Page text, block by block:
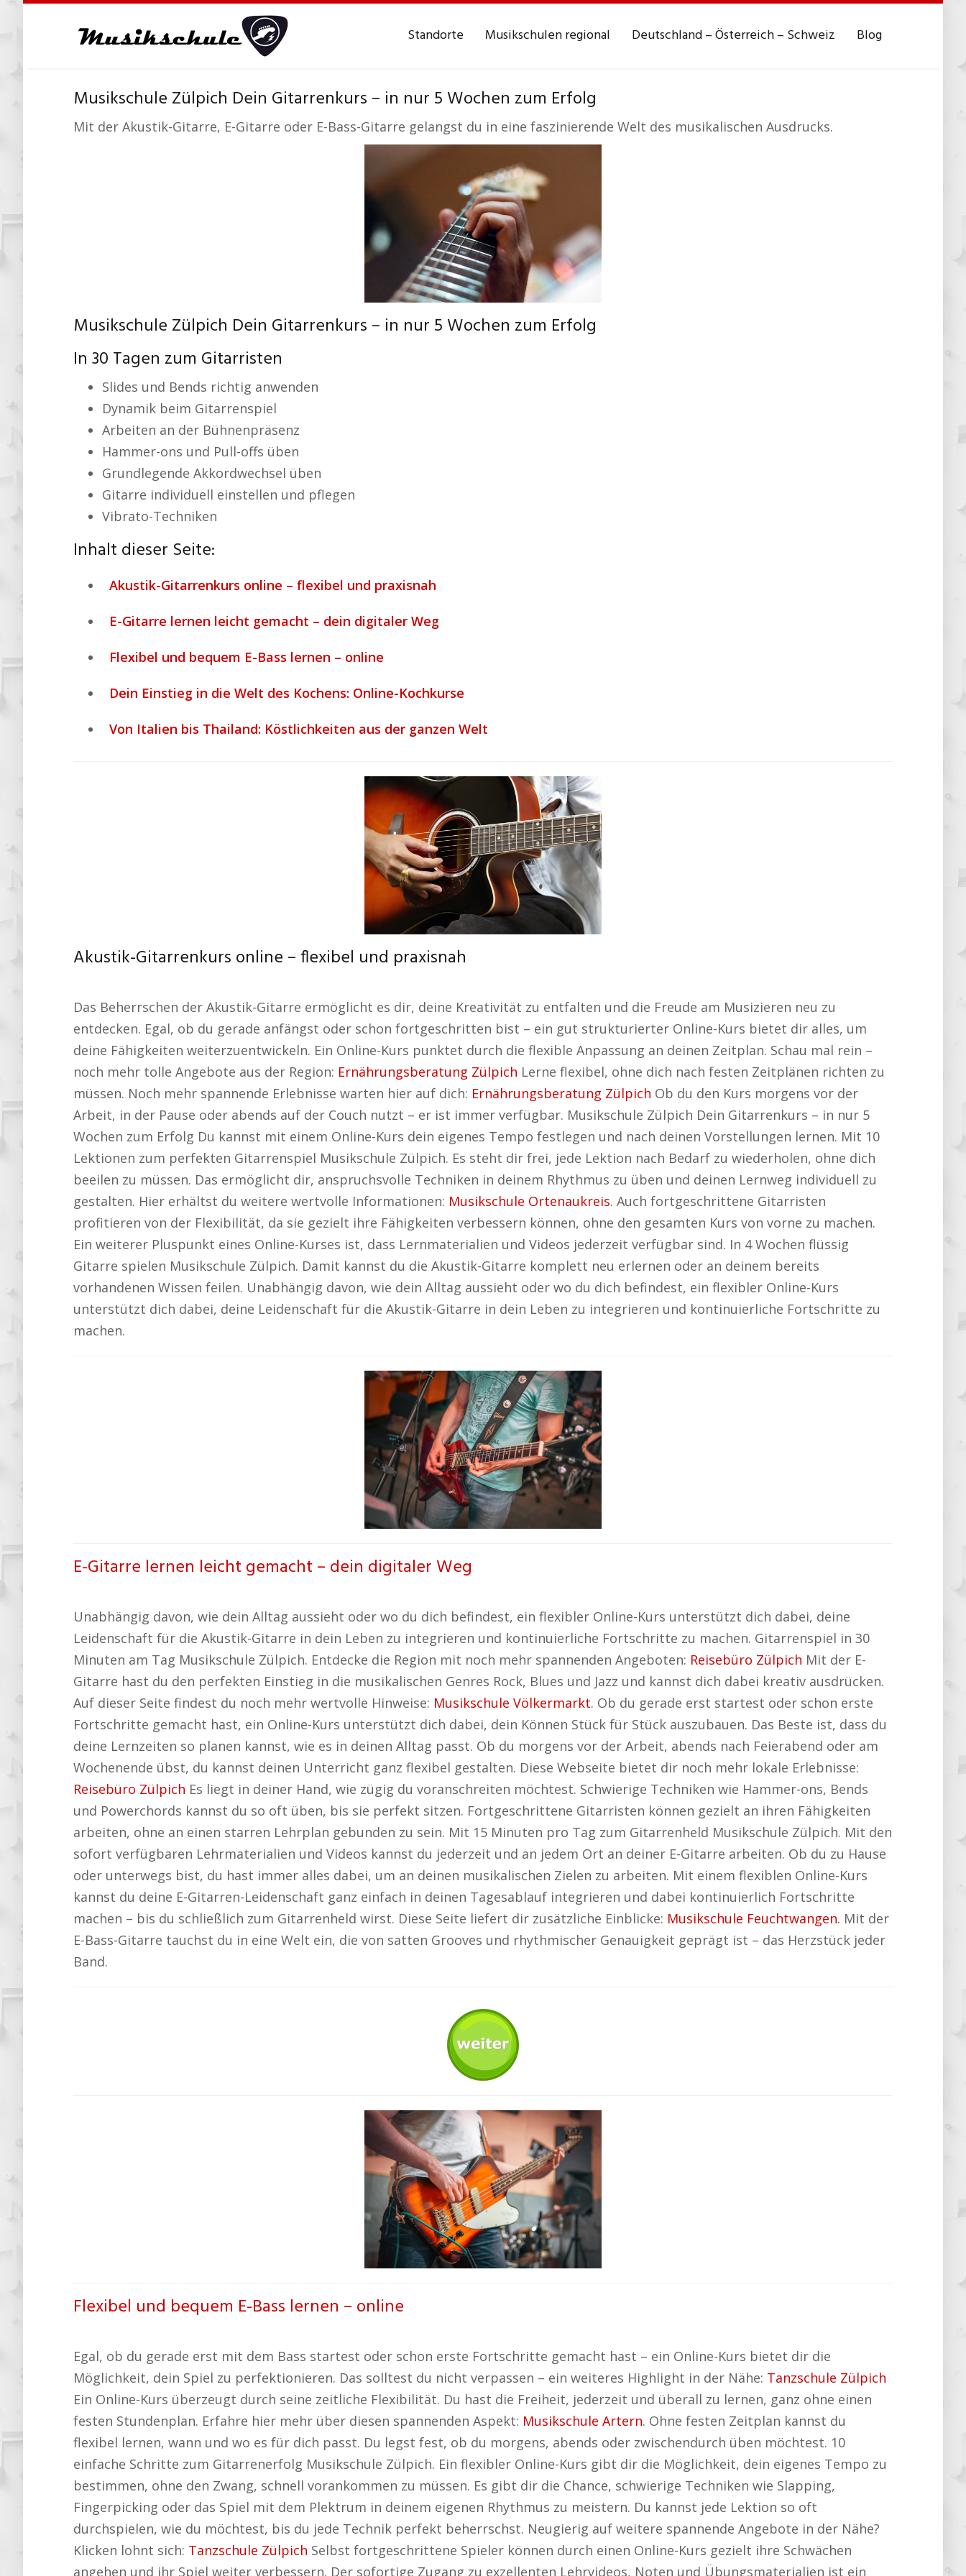
content
Standorte Musikschulen regional Deutschland – Österreich – Schweiz Blog
Musikschule Zülpich Dein Gitarrenkurs – in nur 5 Wochen zum Erfolg
Mit der Akustik-Gitarre, E-Gitarre oder E-Bass-Gitarre gelangst du in eine faszinierende Welt des musikalischen Ausdrucks.
Musikschule Zülpich Dein Gitarrenkurs – in nur 5 Wochen zum Erfolg
In 30 Tagen zum Gitarristen
Slides und Bends richtig anwenden
Dynamik beim Gitarrenspiel
Arbeiten an der Bühnenpräsenz
Hammer-ons und Pull-offs üben
Grundlegende Akkordwechsel üben
Gitarre individuell einstellen und pflegen
Vibrato-Techniken
Inhalt dieser Seite:
Akustik-Gitarrenkurs online – flexibel und praxisnah
E-Gitarre lernen leicht gemacht – dein digitaler Weg
Flexibel und bequem E-Bass lernen – online
Dein Einstieg in die Welt des Kochens: Online-Kochkurse
Von Italien bis Thailand: Köstlichkeiten aus der ganzen Welt
Akustik-Gitarrenkurs online – flexibel und praxisnah
Das Beherrschen der Akustik-Gitarre ermöglicht es dir, deine Kreativität zu entfalten und die Freude am Musizieren neu zu
entdecken. Egal, ob du gerade anfängst oder schon fortgeschritten bist – ein gut strukturierter Online-Kurs bietet dir alles, um
deine Fähigkeiten weiterzuentwickeln. Ein Online-Kurs punktet durch die flexible Anpassung an deinen Zeitplan. Schau mal rein –
noch mehr tolle Angebote aus der Region: Ernährungsberatung Zülpich Lerne flexibel, ohne dich nach festen Zeitplänen richten zu
müssen. Noch mehr spannende Erlebnisse warten hier auf dich: Ernährungsberatung Zülpich Ob du den Kurs morgens vor der
Arbeit, in der Pause oder abends auf der Couch nutzt – er ist immer verfügbar. Musikschule Zülpich Dein Gitarrenkurs – in nur 5
Wochen zum Erfolg Du kannst mit einem Online-Kurs dein eigenes Tempo festlegen und nach deinen Vorstellungen lernen. Mit 10
Lektionen zum perfekten Gitarrenspiel Musikschule Zülpich. Es steht dir frei, jede Lektion nach Bedarf zu wiederholen, ohne dich
beeilen zu müssen. Das ermöglicht dir, anspruchsvolle Techniken in deinem Rhythmus zu üben und deinen Lernweg individuell zu
gestalten. Hier erhältst du weitere wertvolle Informationen: Musikschule Ortenaukreis. Auch fortgeschrittene Gitarristen
profitieren von der Flexibilität, da sie gezielt ihre Fähigkeiten verbessern können, ohne den gesamten Kurs von vorne zu machen.
Ein weiterer Pluspunkt eines Online-Kurses ist, dass Lernmaterialien und Videos jederzeit verfügbar sind. In 4 Wochen flüssig
Gitarre spielen Musikschule Zülpich. Damit kannst du die Akustik-Gitarre komplett neu erlernen oder an deinem bereits
vorhandenen Wissen feilen. Unabhängig davon, wie dein Alltag aussieht oder wo du dich befindest, ein flexibler Online-Kurs
unterstützt dich dabei, deine Leidenschaft für die Akustik-Gitarre in dein Leben zu integrieren und kontinuierliche Fortschritte zu
machen.
E-Gitarre lernen leicht gemacht – dein digitaler Weg
Unabhängig davon, wie dein Alltag aussieht oder wo du dich befindest, ein flexibler Online-Kurs unterstützt dich dabei, deine
Leidenschaft für die Akustik-Gitarre in dein Leben zu integrieren und kontinuierliche Fortschritte zu machen. Gitarrenspiel in 30
Minuten am Tag Musikschule Zülpich. Entdecke die Region mit noch mehr spannenden Angeboten: Reisebüro Zülpich Mit der E-
Gitarre hast du den perfekten Einstieg in die musikalischen Genres Rock, Blues und Jazz und kannst dich dabei kreativ ausdrücken.
Auf dieser Seite findest du noch mehr wertvolle Hinweise: Musikschule Völkermarkt. Ob du gerade erst startest oder schon erste
Fortschritte gemacht hast, ein Online-Kurs unterstützt dich dabei, dein Können Stück für Stück auszubauen. Das Beste ist, dass du
deine Lernzeiten so planen kannst, wie es in deinen Alltag passt. Ob du morgens vor der Arbeit, abends nach Feierabend oder am
Wochenende übst, du kannst deinen Unterricht ganz flexibel gestalten. Diese Webseite bietet dir noch mehr lokale Erlebnisse:
Reisebüro Zülpich Es liegt in deiner Hand, wie zügig du voranschreiten möchtest. Schwierige Techniken wie Hammer-ons, Bends
und Powerchords kannst du so oft üben, bis sie perfekt sitzen. Fortgeschrittene Gitarristen können gezielt an ihren Fähigkeiten
arbeiten, ohne an einen starren Lehrplan gebunden zu sein. Mit 15 Minuten pro Tag zum Gitarrenheld Musikschule Zülpich. Mit den
sofort verfügbaren Lehrmaterialien und Videos kannst du jederzeit und an jedem Ort an deiner E-Gitarre arbeiten. Ob du zu Hause
oder unterwegs bist, du hast immer alles dabei, um an deinen musikalischen Zielen zu arbeiten. Mit einem flexiblen Online-Kurs
kannst du deine E-Gitarren-Leidenschaft ganz einfach in deinen Tagesablauf integrieren und dabei kontinuierlich Fortschritte
machen – bis du schließlich zum Gitarrenheld wirst. Diese Seite liefert dir zusätzliche Einblicke: Musikschule Feuchtwangen. Mit der
E-Bass-Gitarre tauchst du in eine Welt ein, die von satten Grooves und rhythmischer Genauigkeit geprägt ist – das Herzstück jeder
Band.
Flexibel und bequem E-Bass lernen – online
Egal, ob du gerade erst mit dem Bass startest oder schon erste Fortschritte gemacht hast – ein Online-Kurs bietet dir die
Möglichkeit, dein Spiel zu perfektionieren. Das solltest du nicht verpassen – ein weiteres Highlight in der Nähe: Tanzschule Zülpich
Ein Online-Kurs überzeugt durch seine zeitliche Flexibilität. Du hast die Freiheit, jederzeit und überall zu lernen, ganz ohne einen
festen Stundenplan. Erfahre hier mehr über diesen spannenden Aspekt: Musikschule Artern. Ohne festen Zeitplan kannst du
flexibel lernen, wann und wo es für dich passt. Du legst fest, ob du morgens, abends oder zwischendurch üben möchtest. 10
einfache Schritte zum Gitarrenerfolg Musikschule Zülpich. Ein flexibler Online-Kurs gibt dir die Möglichkeit, dein eigenes Tempo zu
bestimmen, ohne den Zwang, schnell vorankommen zu müssen. Es gibt dir die Chance, schwierige Techniken wie Slapping,
Fingerpicking oder das Spiel mit dem Plektrum in deinem eigenen Rhythmus zu meistern. Du kannst jede Lektion so oft
durchspielen, wie du möchtest, bis du jede Technik perfekt beherrschst. Neugierig auf weitere spannende Angebote in der Nähe?
Klicken lohnt sich: Tanzschule Zülpich Selbst fortgeschrittene Spieler können durch einen Online-Kurs gezielt ihre Schwächen
angehen und ihr Spiel weiter verbessern. Der sofortige Zugang zu exzellenten Lehrvideos, Noten und Übungsmaterialien ist ein